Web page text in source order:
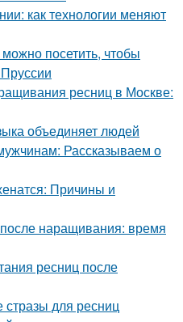
как технологии меняют
посетить, чтобы
ресниц в Москве:
объединяет людей
Рассказываем о
Причины и
наращивания: время
ресниц после
для ресниц